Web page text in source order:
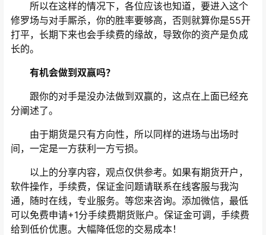
所以在这样的情况下，各位应该也知道，要进入这个
修罗场与对手厮杀，你的胜率要够高，否则就算你是55开
打平，长期下来也会手续费的缘故，导致你的资产是负成
长的。
有机会做到双赢吗？
跟你的对手是没办法做到双赢的，这点在上面已经充
分阐述了。
由于期货是只有方向性，所以同样的进场与出场时
间，一定是一方获利一方亏损。
以上的分享内容，观点仅供参考。如果有期货开户，
软件操作，手续费，保证金问题请联系在线客服与我沟
通，随时在线，专业服务。等您来咨询。添加微信，最低
可以免费申请+1分手续费期货账户。保证金可调，手续费
给到低价优惠。大幅降低您的交易成本！